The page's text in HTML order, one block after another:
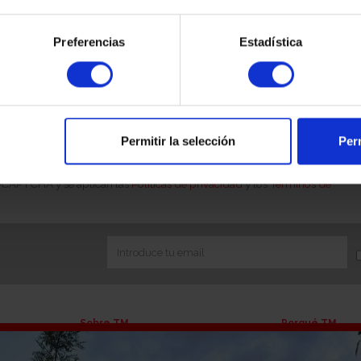
Preferencias Estadística
Permitir la selección
en contacto con usted para solicitar acreditación de su
obligatorio aportar la documentación sobre el origen de
en cumplimiento de la Ley 10/2010 de Prevención
y se aplican lasPolíticas de privacidady losTérminos de
Sobre TM Porqué TM
Líneas de